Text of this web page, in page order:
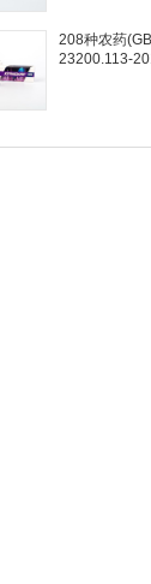
208种农药(GB
23200.113-